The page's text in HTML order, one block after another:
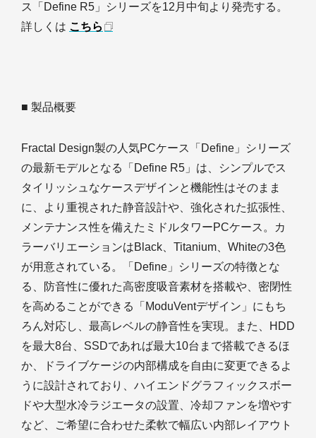
ス「Define R5」シリーズを12月中旬より発売する。
詳しくは こちら
■ 製品概要
Fractal Design製の人気PCケース「Define」シリーズ
の最新モデルとなる「Define R5」は、シンプルでス
タイリッシュなケースデザインと機能性はそのまま
に、より重視された静音設計や、強化された拡張性、
メンテナンス性を備えたミドルタワーPCケース。カ
ラーバリエーションはBlack、Titanium、Whiteの3色
が用意されている。「Define」シリーズの特徴とな
る、防音性に優れた高密度吸音素材を搭載や、密閉性
を高めることができる「ModuVentデザイン」にもち
ろん対応し、最高レベルの静音性を実現。また、HDD
を最大8台、SSDであれば最大10台まで搭載できるほ
か、ドライブケージの内部構成を自由に変更できるよ
うに設計されており、ハイエンドグラフィックスボー
ドや大型水冷ラジエータの設置、冷却ファンを増やす
など、ご希望に合わせた柔軟で幅広い内部レイアウト